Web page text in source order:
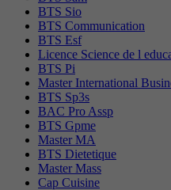
BTS Sio
BTS Communication
BTS Esf
Licence Science de l
BTS Pi
Master International
BTS Sp3s
BAC Pro Assp
BTS Gpme
Master MA
BTS Dietetique
Master Mass
Cap Cuisine